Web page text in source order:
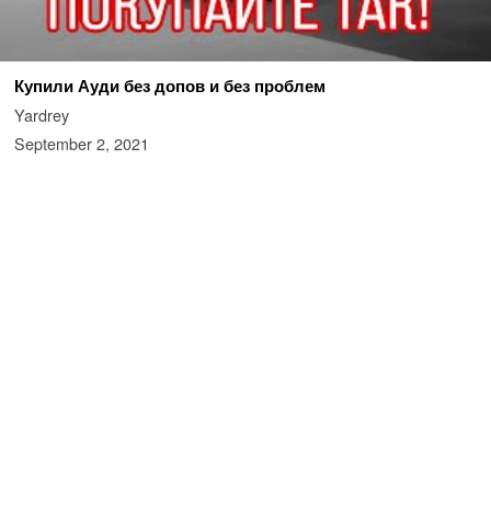
Купили Ауди без допов и без проблем
Yardrey
September 2, 2021